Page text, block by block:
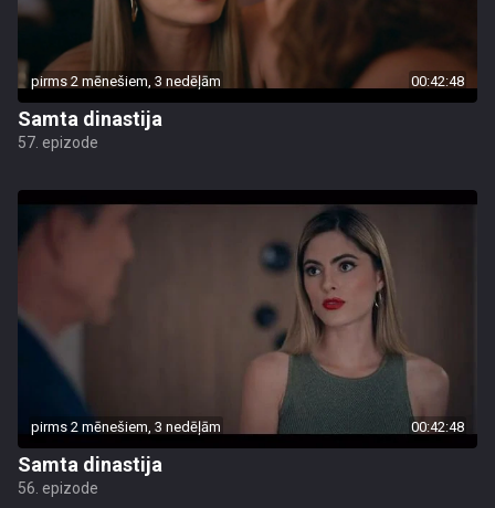
pirms 2 mēnešiem, 3 nedēļām 00:42:48
Samta dinastija
57. epizode
pirms 2 mēnešiem, 3 nedēļām 00:42:48
Samta dinastija
56. epizode